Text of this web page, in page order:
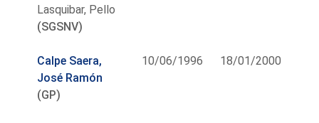
Lasquibar, Pello
(SGSNV)
Calpe Saera,
José Ramón
(GP)
10/06/1996 18/01/2000